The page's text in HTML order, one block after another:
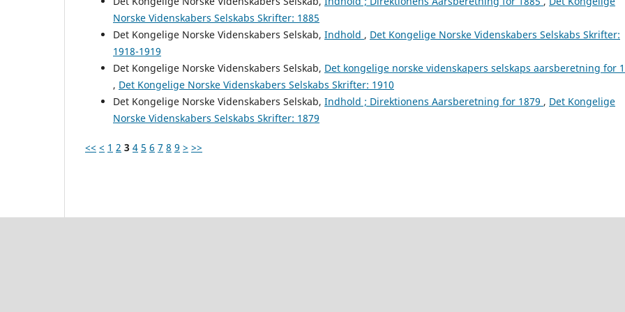
Norske Videnskabers Selskabs Skrifter: 1885
Det Kongelige Norske Videnskabers Selskab, Indhold , Det Kongelige Norske Videnskabers Selskabs Skrifter:
1918-1919
Det Kongelige Norske Videnskabers Selskab, Det kongelige norske videnskapers selskaps aarsberetning for
, Det Kongelige Norske Videnskabers Selskabs Skrifter: 1910
Det Kongelige Norske Videnskabers Selskab, Indhold ; Direktionens Aarsberetning for 1879 , Det Kongelige
Norske Videnskabers Selskabs Skrifter: 1879
<< < 1 2 3 4 5 6 7 8 9 > >>